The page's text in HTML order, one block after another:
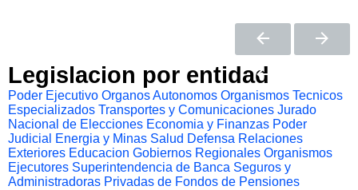
Legislacion por entidad
Poder Ejecutivo Organos Autonomos Organismos Tecnicos
Especializados Transportes y Comunicaciones Jurado
Nacional de Elecciones Economia y Finanzas Poder
Judicial
Energia y Minas Salud Defensa Relaciones
Exteriores Educacion Gobiernos Regionales Organismos
Ejecutores Superintendencia de Banca Seguros y
Administradoras Privadas de Fondos de Pensiones